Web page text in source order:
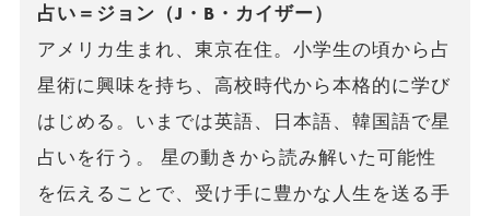
占い＝ジョン（J・B・カイザー）
アメリカ生まれ、東京在住。小学生の頃から占
星術に興味を持ち、高校時代から本格的に学び
はじめる。いまでは英語、日本語、韓国語で星
占いを行う。 星の動きから読み解いた可能性
を伝えることで、受け手に豊かな人生を送る手